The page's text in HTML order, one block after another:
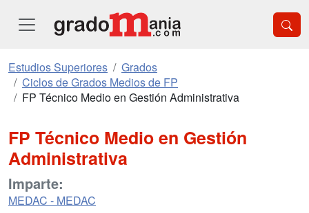
Estudios Superiores
Grados
Ciclos de Grados Medios de FP
FP Técnico Medio en Gestión Administrativa
FP Técnico Medio en Gestión
Administrativa
Imparte:
MEDAC - MEDAC